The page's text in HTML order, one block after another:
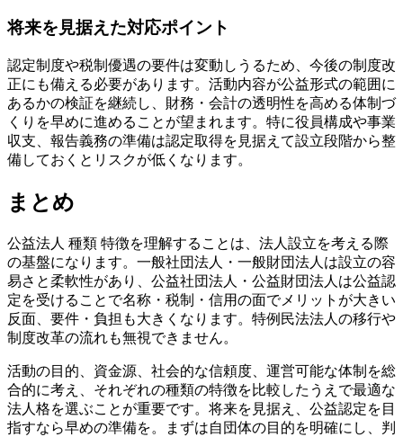
将来を見据えた対応ポイント
認定制度や税制優遇の要件は変動しうるため、今後の制度改
正にも備える必要があります。活動内容が公益形式の範囲に
あるかの検証を継続し、財務・会計の透明性を高める体制づ
くりを早めに進めることが望まれます。特に役員構成や事業
収支、報告義務の準備は認定取得を見据えて設立段階から整
備しておくとリスクが低くなります。
まとめ
公益法人 種類 特徴を理解することは、法人設立を考える際
の基盤になります。一般社団法人・一般財団法人は設立の容
易さと柔軟性があり、公益社団法人・公益財団法人は公益認
定を受けることで名称・税制・信用の面でメリットが大きい
反面、要件・負担も大きくなります。特例民法法人の移行や
制度改革の流れも無視できません。
活動の目的、資金源、社会的な信頼度、運営可能な体制を総
合的に考え、それぞれの種類の特徴を比較したうえで最適な
法人格を選ぶことが重要です。将来を見据え、公益認定を目
指すなら早めの準備を。まずは自団体の目的を明確にし、判